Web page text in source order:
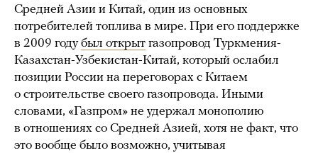
Средней Азии и Китай, один из основных
потребителей топлива в мире. При его поддержке
в 2009 годубыл открыт газопровод Туркмения-
Казахстан-Узбекистан-Китай, который ослабил
позиции России на переговорах с Китаем
о строительстве своего газопровода. Иными
словами, «Газпром» не удержал монополию
в отношениях со Средней Азией, хотя не факт, что
это вообще было возможно, учитывая